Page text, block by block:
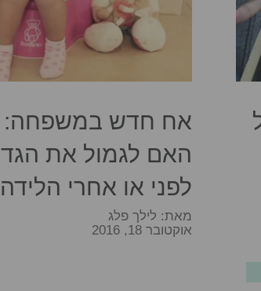
אח חדש במשפחה:
האם לגמול את
לפני או אחרי
מאת: לילך פלג
אוקטובר 18, 2016